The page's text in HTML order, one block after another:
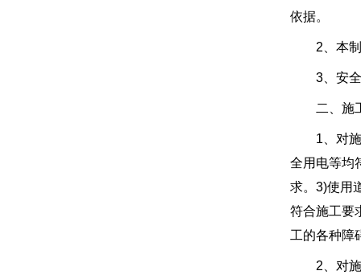
依据。
2、本制
3、安全防
二、施
1、对施工
全用电等均
求。3)使用
符合施工要
工的各种障
2、对施工